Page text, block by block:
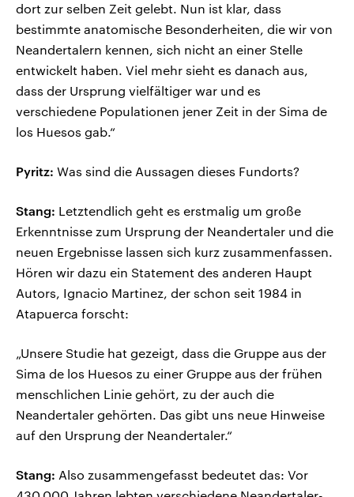
dort zur selben Zeit gelebt. Nun ist klar, dass
bestimmte anatomische Besonderheiten, die wir von
Neandertalern kennen, sich nicht an einer Stelle
entwickelt haben. Viel mehr sieht es danach aus,
dass der Ursprung vielfältiger war und es
verschiedene Populationen jener Zeit in der Sima de
los Huesos gab.“
Pyritz: Was sind die Aussagen dieses Fundorts?
Stang: Letztendlich geht es erstmalig um große
Erkenntnisse zum Ursprung der Neandertaler und die
neuen Ergebnisse lassen sich kurz zusammenfassen.
Hören wir dazu ein Statement des anderen Haupt
Autors, Ignacio Martinez, der schon seit 1984 in
Atapuerca forscht:
„Unsere Studie hat gezeigt, dass die Gruppe aus der
Sima de los Huesos zu einer Gruppe aus der frühen
menschlichen Linie gehört, zu der auch die
Neandertaler gehörten. Das gibt uns neue Hinweise
auf den Ursprung der Neandertaler.“
Stang: Also zusammengefasst bedeutet das: Vor